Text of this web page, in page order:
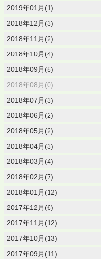
2019年01月(1)
2018年12月(3)
2018年11月(2)
2018年10月(4)
2018年09月(5)
2018年08月(0)
2018年07月(3)
2018年06月(2)
2018年05月(2)
2018年04月(3)
2018年03月(4)
2018年02月(7)
2018年01月(12)
2017年12月(6)
2017年11月(12)
2017年10月(13)
2017年09月(11)